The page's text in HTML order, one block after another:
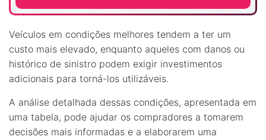
Veículos em condições melhores tendem a ter um
custo mais elevado, enquanto aqueles com danos ou
histórico de sinistro podem exigir investimentos
adicionais para torná-los utilizáveis.
A análise detalhada dessas condições, apresentada em
uma tabela, pode ajudar os compradores a tomarem
decisões mais informadas e a elaborarem uma